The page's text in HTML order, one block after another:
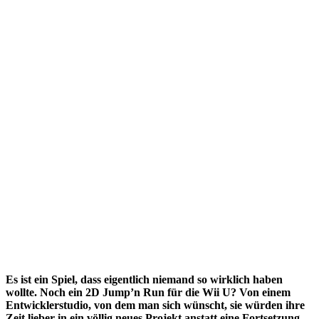
Es ist ein Spiel, dass eigentlich niemand so wirklich haben
wollte. Noch ein 2D Jump’n Run für die Wii U? Von einem
Entwicklerstudio, von dem man sich wünscht, sie würden ihre